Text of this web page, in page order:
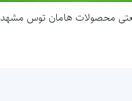
محصولات هامان توس مشهد